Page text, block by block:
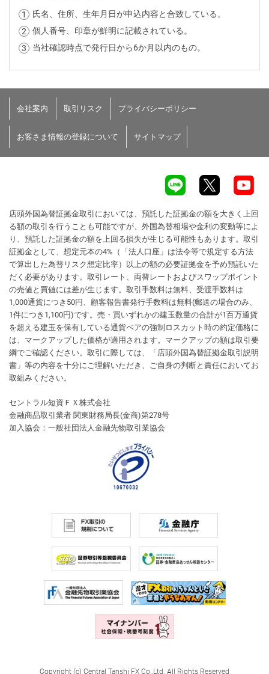
氏名、住所、生年月日が申込内容と合致している。
個人番号、印章が鮮明に記載されている。
当社確認時点で発行日から6か月以内のもの。
会社案内 取引リスク プライバシーポリシー
お客さま情報の登録について サイトマップ
店頭外国為替証拠金取引においては、預託した証拠金の額を大きく上回
る額の取引を行うことも可能ですが、外国為替相場や金利の変動等によ
り、預託した証拠金の額を上回る損失が生じる可能性もあります。取引
証拠金として、想定元本の4%（「法人口座」は法令等で規定する方法
で算出した為替リスク想定比率）以上の額の必要証拠金を予め預託いた
だく必要があります。取引レート、両替レートおよびスワップポイント
の売値と買値には差が生じます。取引手数料は無料、受渡手数料は
1,000通貨につき50円、顧客報告書発行手数料は無料(郵送の場合のみ、
1件につき1,100円)です。売・買いずれかの建玉数量の合計が1百万通貨
を超える建玉を保有している通貨ペアの強制ロスカット時の約定価格に
は、マークアップした価格が適用されます。マークアップの額は取引要
綱でご確認ください。取引に際しては、「店頭外国為替証拠金取引説明
書」等の内容を十分にご理解いただき、ご自身の判断と責任においてお
取組みください。
セントラル短資ＦＸ株式会社
金融商品取引業者 関東財務局長(金商)第278号
加入協会：一般社団法人金融先物取引業協会
Copyright (c) Central Tanshi FX Co.,Ltd. All Rights Reserved